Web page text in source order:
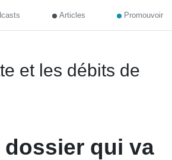
Articles Promouvoir
et les débits de
dossier qui va